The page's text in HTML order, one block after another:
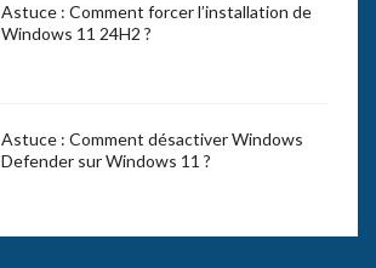
Astuce : Comment forcer l’installation de
Windows 11 24H2 ?
Astuce : Comment désactiver Windows
Defender sur Windows 11 ?